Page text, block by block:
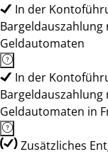
In der
Geldautomaten
In der
Geldautomaten in
Zusätzliches